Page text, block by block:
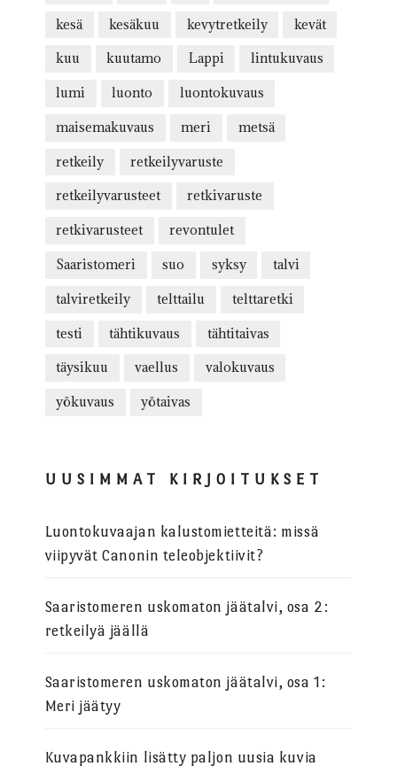
kesä kesäkuu kevytretkeily kevät
kuu kuutamo Lappi lintukuvaus
lumi luonto luontokuvaus
maisemakuvaus meri metsä
retkeily retkeilyvaruste
retkeilyvarusteet retkivaruste
retkivarusteet revontulet
Saaristomeri suo syksy talvi
talviretkeily telttailu telttaretki
testi tähtikuvaus tähtitaivas
täysikuu vaellus valokuvaus
yökuvaus yötaivas
UUSIMMAT KIRJOITUKSET
Luontokuvaajan kalustomietteitä: missä
viipyvät Canonin teleobjektiivit?
Saaristomeren uskomaton jäätalvi, osa 2:
retkeilyä jäällä
Saaristomeren uskomaton jäätalvi, osa 1:
Meri jäätyy
Kuvapankkiin lisätty paljon uusia kuvia